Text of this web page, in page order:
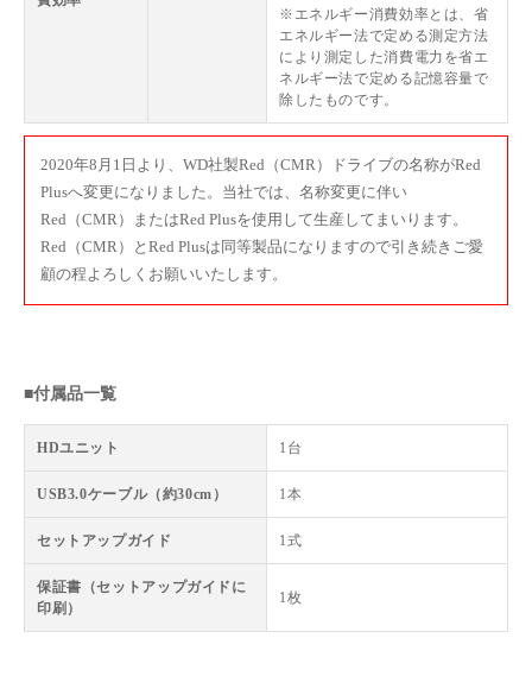
※エネルギー消費効率とは、省
エネルギー法で定める測定方法
により測定した消費電力を省エ
ネルギー法で定める記憶容量で
除したものです。
2020年8月1日より、WD社製Red（CMR）ドライブの名称がRed
Plusへ変更になりました。当社では、名称変更に伴い
Red（CMR）またはRed Plusを使用して生産してまいります。
Red（CMR）とRed Plusは同等製品になりますので引き続きご愛
顧の程よろしくお願いいたします。
■付属品一覧
HDユニット 1台
USB3.0ケーブル（約30cm） 1本
セットアップガイド 1式
保証書（セットアップガイドに
印刷）
1枚